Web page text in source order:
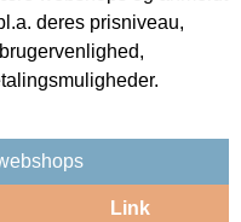
deres prisniveau,
Link